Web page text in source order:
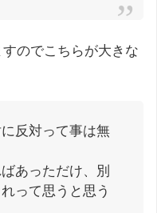
のでこちらが大きな
反対って事は無
あっただけ、別
って思うと思う